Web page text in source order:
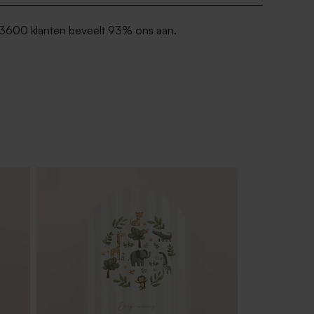
klanten beveelt 93% ons aan.